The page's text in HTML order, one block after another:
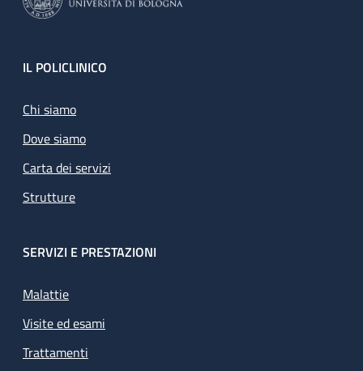
Footer
IL POLICLINICO
Chi siamo
Dove siamo
Carta dei servizi
Strutture
SERVIZI E PRESTAZIONI
Malattie
Visite ed esami
Trattamenti